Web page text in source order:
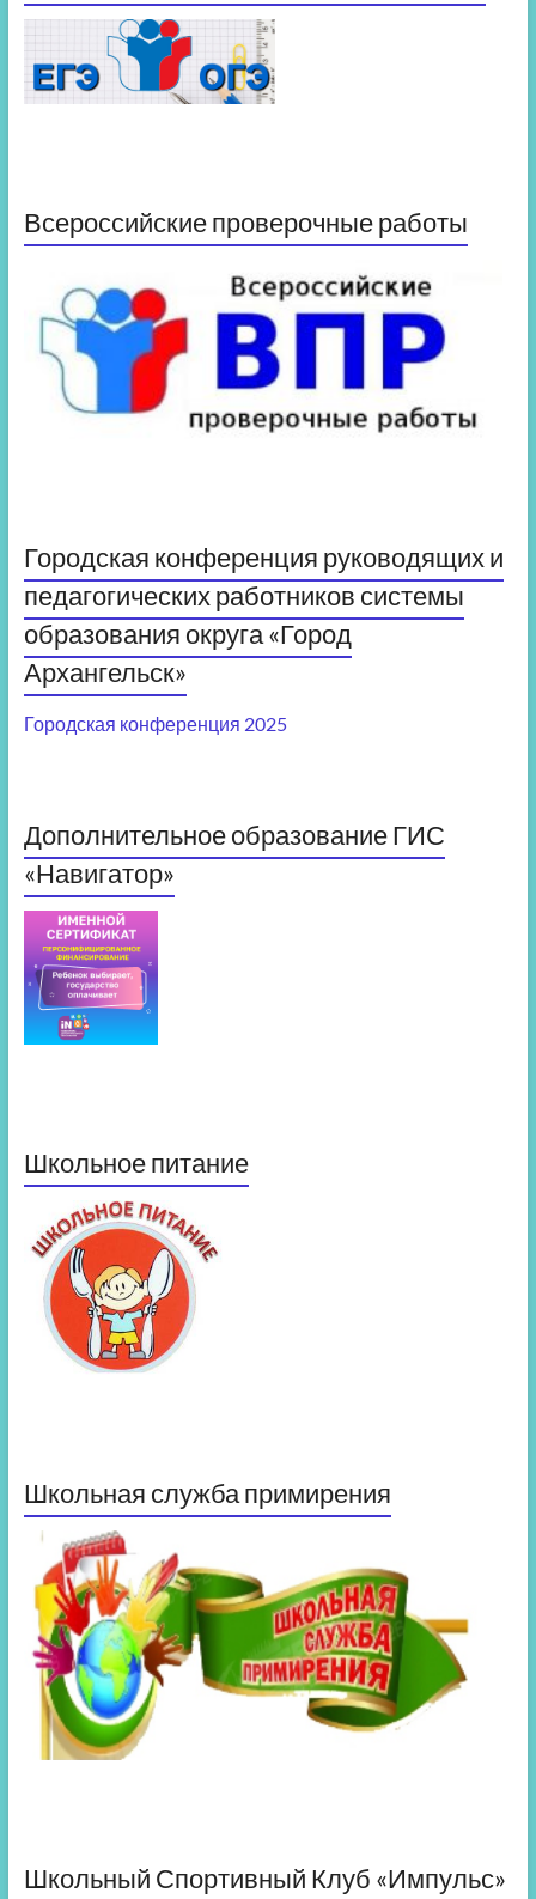
Всероссийские проверочные работы
Городская конференция руководящих и
педагогических работников системы
образования округа «Город
Архангельск»
Городская конференция 2025
Дополнительное образование ГИС
«Навигатор»
Школьное питание
Школьная служба примирения
Школьный Спортивный Клуб «Импульс»